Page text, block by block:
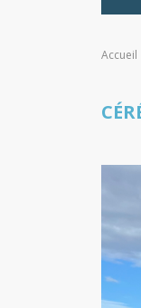
Accueil